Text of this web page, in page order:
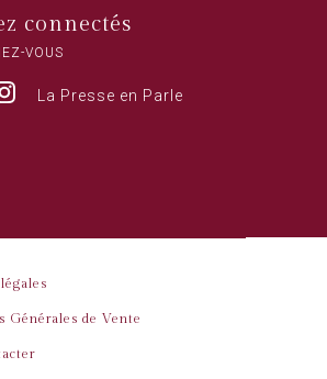
connectés
VOUS
La Presse en Parle
Générales de Vente